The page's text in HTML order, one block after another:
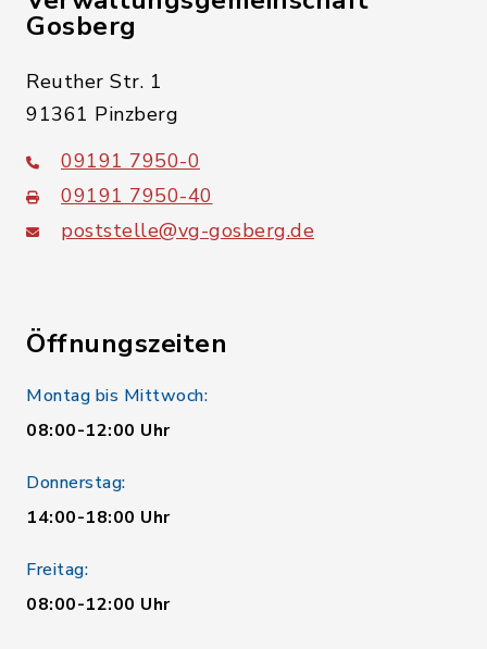
Gosberg
Reuther Str. 1
91361 Pinzberg
09191 7950-0
09191 7950-40
poststelle@vg-gosberg.de
Öffnungszeiten
Montag bis Mittwoch:
08:00-12:00 Uhr
Donnerstag:
14:00-18:00 Uhr
Freitag:
08:00-12:00 Uhr